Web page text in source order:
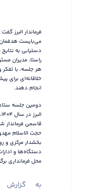
فرماندار البرز
می‌بایست
دستیابی به
راستا، مدیران
هر جلسه، با تفکر
خلاقانه‌ای برای
انجام دهند.
دومین جلسه
قاسمی فرماندار
حجت الاسلام
بخشدار مرکزی و
دستگاه‌ها و
محل فرمانداری
به گزارش